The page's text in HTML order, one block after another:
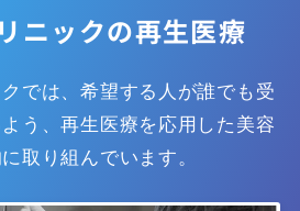
ニックの再生医療
では、希望する人が誰でも受
う、再生医療を応用した美容
取り組んでいます。